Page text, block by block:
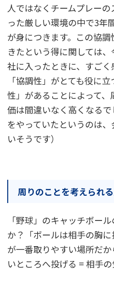
人ではなくチームプレー
った厳しい環境の中で3年
が身につきます。この協
きたという得に関しては
社に入ったときに、すごく
「協調性」がとても役に
性」があることによって
価は間違いなく高くなるで
をやっていたというのは
いそうです）
周りのことを考えられ
「野球」のキャッチボー
か？「ボールは相手の胸
が一番取りやすい場所だ
いところへ投げる = 相手